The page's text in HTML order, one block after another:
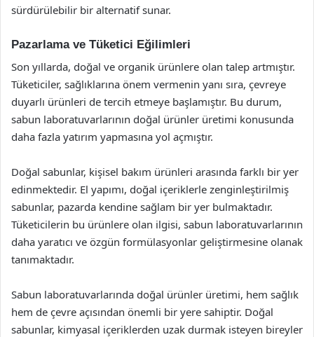
sürdürülebilir bir alternatif sunar.
Pazarlama ve Tüketici Eğilimleri
Son yıllarda, doğal ve organik ürünlere olan talep artmıştır.
Tüketiciler, sağlıklarına önem vermenin yanı sıra, çevreye
duyarlı ürünleri de tercih etmeye başlamıştır. Bu durum,
sabun laboratuvarlarının doğal ürünler üretimi konusunda
daha fazla yatırım yapmasına yol açmıştır.
Doğal sabunlar, kişisel bakım ürünleri arasında farklı bir yer
edinmektedir. El yapımı, doğal içeriklerle zenginleştirilmiş
sabunlar, pazarda kendine sağlam bir yer bulmaktadır.
Tüketicilerin bu ürünlere olan ilgisi, sabun laboratuvarlarının
daha yaratıcı ve özgün formülasyonlar geliştirmesine olanak
tanımaktadır.
Sabun laboratuvarlarında doğal ürünler üretimi, hem sağlık
hem de çevre açısından önemli bir yere sahiptir. Doğal
sabunlar, kimyasal içeriklerden uzak durmak isteyen bireyler